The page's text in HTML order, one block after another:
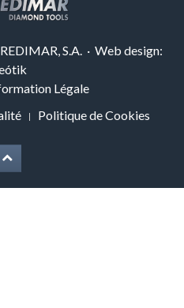
S.A. · Web design:
Légale
Politique de Cookies